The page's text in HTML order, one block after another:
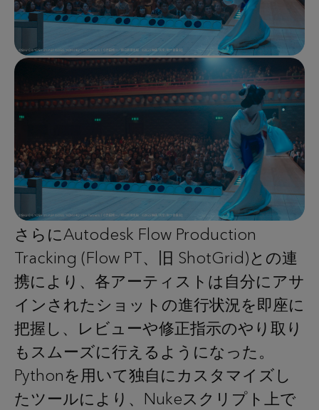
さらにAutodesk Flow Production
Tracking (Flow PT、旧 ShotGrid)との連
携により、各アーティストは自分にアサ
インされたショットの進行状況を即座に
把握し、レビューや修正指示のやり取り
もスムーズに行えるようになった。
Pythonを用いて独自にカスタマイズし
たツールにより、Nukeスクリプト上で